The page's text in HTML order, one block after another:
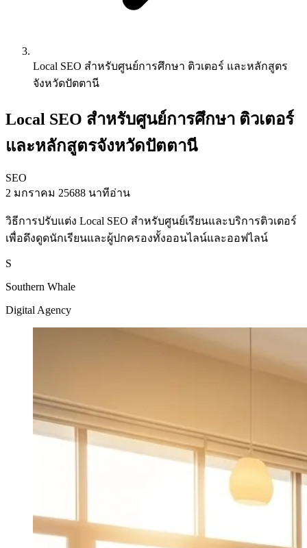
Local SEO สำหรับศูนย์การศึกษา ติวเตอร์ และหลักสูตร
จังหวัดปัตตานี
Local SEO สำหรับศูนย์การศึกษา ติวเตอร์
และหลักสูตรจังหวัดปัตตานี
SEO
2 มกราคม 25688 นาทีอ่าน
วิธีการปรับแต่ง Local SEO สำหรับศูนย์เรียนและบริการติวเตอร์
เพื่อดึงดูดนักเรียนและผู้ปกครองทั้งออนไลน์และออฟไลน์
S
Southern Whale
Digital Agency